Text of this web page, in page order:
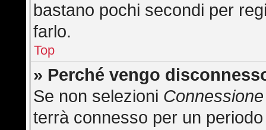
bastano pochi secondi per
farlo.
Top
» Perché vengo
Se non selezioni
terrà connesso per un